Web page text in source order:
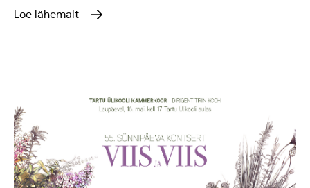
tähistas sünnipäeva
Üliõpilasmaja 20.
sünnipäev
Gaudeamus 2018
Loe lähemalt